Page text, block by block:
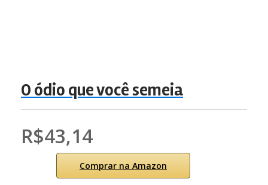
O ódio que você semeia
R$43,14
Comprar na Amazon